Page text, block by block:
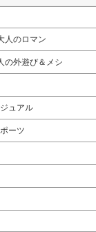
人のロマン
の外遊び＆メシ
ュアル
ーツ